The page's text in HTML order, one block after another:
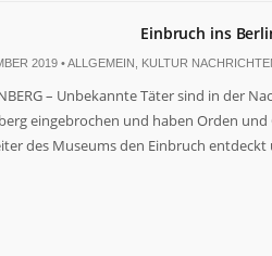
Einbruch ins
2019 •ALLGEMEIN KULTUR
– Unbekannte Täter sind in der
eingebrochen und haben Orden
des Museums den Einbruch entdeckt